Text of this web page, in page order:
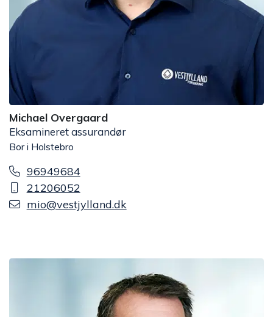
Michael Overgaard
Eksamineret assurandør
Bor i Holstebro
96949684
21206052
mio@vestjylland.dk